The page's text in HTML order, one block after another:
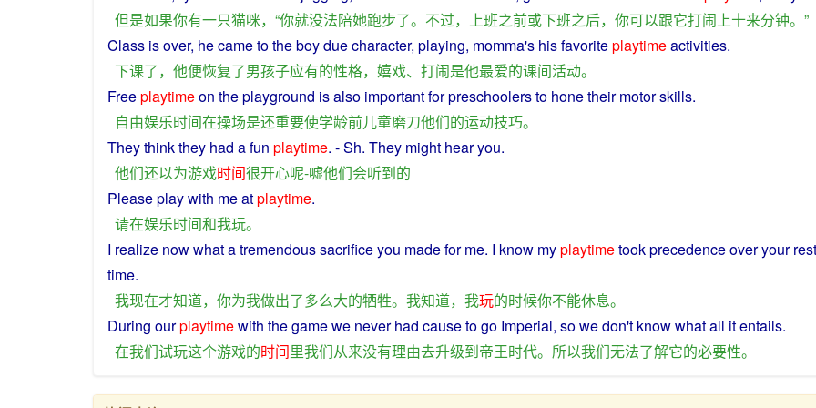
但是如果你有一只猫咪，“你就没法陪她跑步了。 不过， 上班之前或下班之后， 你可以跟它打闹上十来分钟。”
Class isover, hecameto theboyduecharacter, playing, momma's hisfavoriteplaytimeactivities.
下课了， 他便恢复了男孩子应有的性格， 嬉戏、 打闹是他最爱的课间活动。
Freeplaytimeon theplayground isalso importantforpreschoolersto honetheir motorskills.
自由娱乐时间在操场是还重要使学龄前儿童磨刀他们的运动技巧。
Theythinkthey had afun playtime. -Sh. They might hearyou.
他们还以为游戏时间很开心呢-嘘他们会听到的
Pleaseplaywith meatplaytime.
请在娱乐时间和我玩。
I realize nowwhatatremendoussacrificeyou madeforme. I know myplaytimetook precedence over yourrest
time.
我现在才知道， 你为我做出了多么大的牺牲。 我知道， 我玩的时候你不能休息。
During ourplaytimewith thegamewe neverhad causetogo Imperial, sowedon't knowwhat all itentails.
在我们试玩这个游戏的时间里我们从来没有理由去升级到帝王时代。 所以我们无法了解它的必要性。